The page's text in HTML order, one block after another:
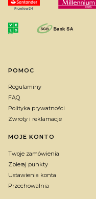
Linki w stopce
POMOC
Regulaminy
FAQ
Polityka prywatności
Zwroty i reklamacje
MOJE KONTO
Twoje zamówienia
Zbieraj punkty
Ustawienia konta
Przechowalnia